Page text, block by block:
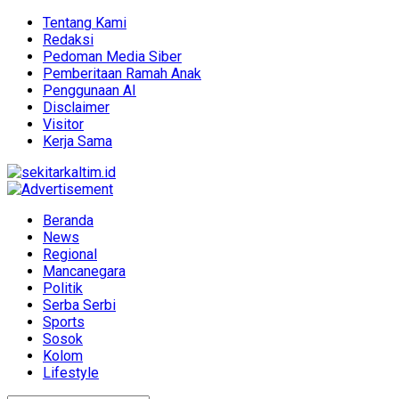
Tentang Kami
Redaksi
Pedoman Media Siber
Pemberitaan Ramah Anak
Penggunaan AI
Disclaimer
Visitor
Kerja Sama
Beranda
News
Regional
Mancanegara
Politik
Serba Serbi
Sports
Sosok
Kolom
Lifestyle